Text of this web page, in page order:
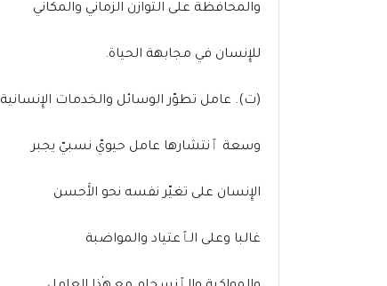
والمحافظة على التوازن الزماني والمكاني
للإِنسان في مجابهة الحياة.
(ت). عامل تطوّر الوسائل والخدمات الإِنسانية
وسعة ٱنتشارها عامل حيويّ نسبيّ يجبر
الإِنسان على تغيّر نفسه نحو الأَحسن
غالبا وعلى الٱعتياد والمواضبة